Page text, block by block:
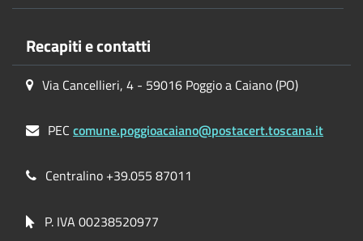
Recapiti e contatti
Via Cancellieri, 4 - 59016 Poggio a Caiano (PO)
PECcomune.poggioacaiano@postacert.toscana.it
Centralino +39.055 87011
P. IVA 00238520977